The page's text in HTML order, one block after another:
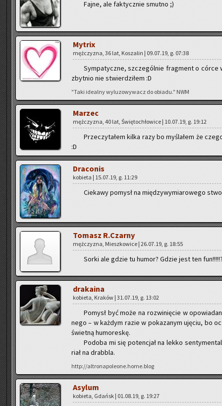
Fajne, ale fak­tycz­nie smut­no ;)
My­trix
męż­czy­zna, 36 lat, Ko­sza­lin | 09.07.19, g. 07:38
Sym­pa­tycz­ne, szcze­gól­nie frag­ment o córce
zbyt­nio nie stwier­dzi­łem :D
"Taki ide­al­ny wy­lu­zo­wy­wacz do obia­du." NWM
Ma­rzec
męż­czy­zna, 40 lat, Świę­to­chło­wi­ce | 10.07.19, g. 19:12
Prze­czy­ta­łem kilka razy bo my­śla­łem że
:D
Dra­co­nis
ko­bie­ta | 15.07.19, g. 11:29
Cie­ka­wy po­mysł na mię­dzy­wy­mia­ro­we­go
To­masz R.Czarny
męż­czy­zna, Miesz­ko­wi­ce | 26.07.19, g. 18:55
Sorki ale gdzie tu humor? Gdzie jest ten
dra­ka­ina
ko­bie­ta, Kra­ków | 31.07.19, g. 13:02
Po­mysł być może na roz­wi­nię­cie w
ne­go – w każ­dym razie w po­ka­za­nym uję­ciu, bo
świet­ną hu­mo­re­skę.
Po­do­ba mi się po­ten­cjał na lekko
riał na drab­bla.
http://altronapoleone.home.blog
Asy­lum
ko­bie­ta, Gdańsk | 01.08.19, g. 19:27